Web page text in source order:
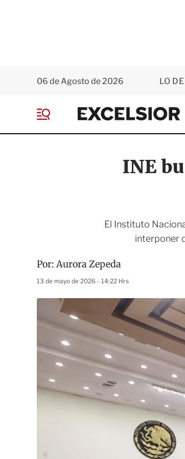
06 de Agosto de 2026 LO
E
x
e
i
o
e
INE
El Instituto
interponer
Por:Aurora Zepeda
13 de mayo de 2026 - 14:22 Hrs